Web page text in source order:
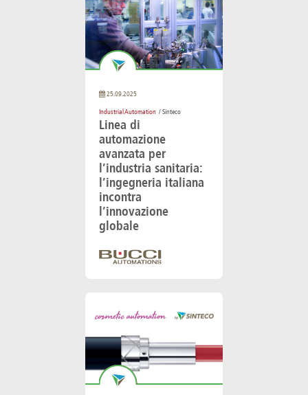
25.09.2025
Industrial Automation / Sinteco
Linea di
automazione
avanzata per
l’industria sanitaria:
l’ingegneria italiana
incontra
l’innovazione
globale